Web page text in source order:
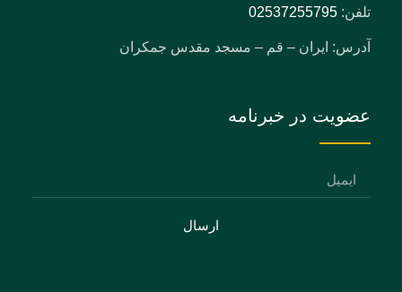
تلفن: 02537255795
آدرس: ایران – قم – مسجد مقدس جمکران
عضویت در خبرنامه
ارسال